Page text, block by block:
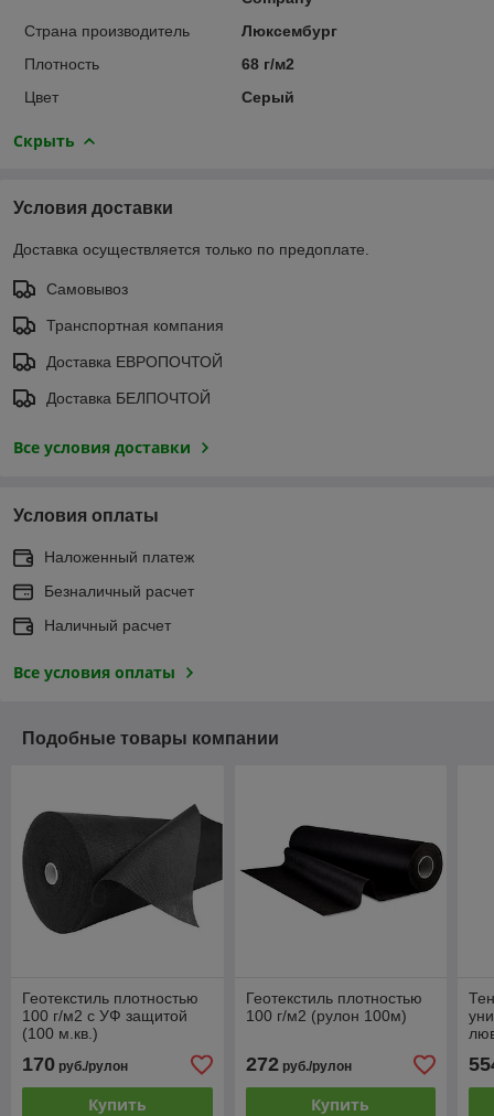
Страна производитель
Люксембург
Плотность
68 г/м2
Цвет
Серый
Скрыть
Условия доставки
Доставка осуществляется только по предоплате.
Самовывоз
Транспортная компания
Доставка ЕВРОПОЧТОЙ
Доставка БЕЛПОЧТОЙ
Все условия доставки
Условия оплаты
Наложенный платеж
Безналичный расчет
Наличный расчет
Все условия оплаты
Подобные товары компании
Геотекстиль плотностью
100 г/м2 с УФ защитой
(100 м.кв.)
170 руб./рулон
Купить
Геотекстиль плотностью
100 г/м2 (рулон 100м)
272руб./рулон
Купить